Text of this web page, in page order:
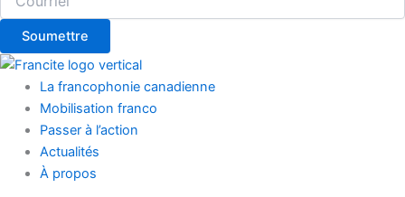
La francophonie canadienne
Mobilisation franco
Passer à l’action
Actualités
À propos